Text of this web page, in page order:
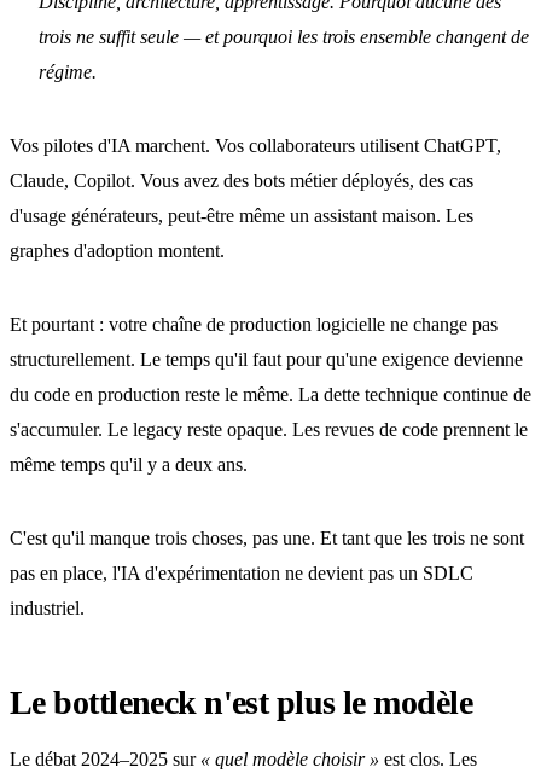
trois ne suffit seule — et pourquoi les trois ensemble changent de
régime.
Vos pilotes d'IA marchent. Vos collaborateurs utilisent ChatGPT,
Claude, Copilot. Vous avez des bots métier déployés, des cas
d'usage générateurs, peut-être même un assistant maison. Les
graphes d'adoption montent.
Et pourtant : votre chaîne de production logicielle ne change pas
structurellement. Le temps qu'il faut pour qu'une exigence devienne
du code en production reste le même. La dette technique continue de
s'accumuler. Le legacy reste opaque. Les revues de code prennent le
même temps qu'il y a deux ans.
C'est qu'il manque trois choses, pas une. Et tant que les trois ne sont
pas en place, l'IA d'expérimentation ne devient pas un SDLC
industriel.
Le bottleneck n'est plus le modèle
Le débat 2024–2025 sur « quel modèle choisir » est clos. Les